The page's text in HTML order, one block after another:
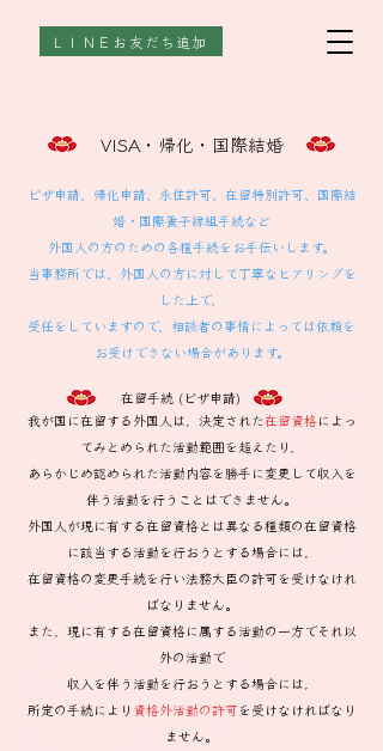
ＬＩＮＥお友だち追加
VISA・帰化・国際結婚
ビザ申請、帰化申請、永住許可、在留特別許可、国際結
婚・国際養子縁組手続など
外国人の方のための各種手続をお手伝いします。
当事務所では、外国人の方に対して丁寧なヒアリングを
した上で、
受任をしていますので、相談者の事情によっては依頼を
お受けできない場合があります。
在留手続 (ビザ申請)
我が国に在留する外国人は，決定された在留資格によっ
てみとめられた活動範囲を超えたり，
あらかじめ認められた活動内容を勝手に変更して収入を
伴う活動を行うことはできません。
外国人が現に有する在留資格とは異なる種類の在留資格
に該当する活動を行おうとする場合には，
在留資格の変更手続を行い法務大臣の許可を受けなけれ
ばなりません。
また，現に有する在留資格に属する活動の一方でそれ以
外の活動で
収入を伴う活動を行おうとする場合には，
所定の手続により 資格外活動の許可を受けなければなり
ません。